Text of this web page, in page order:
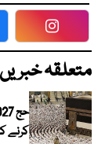
متعلقہ خبریں
کرنے